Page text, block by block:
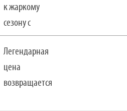
к жаркому
сезону с
выгодой
Легендарная
цена
возвращается